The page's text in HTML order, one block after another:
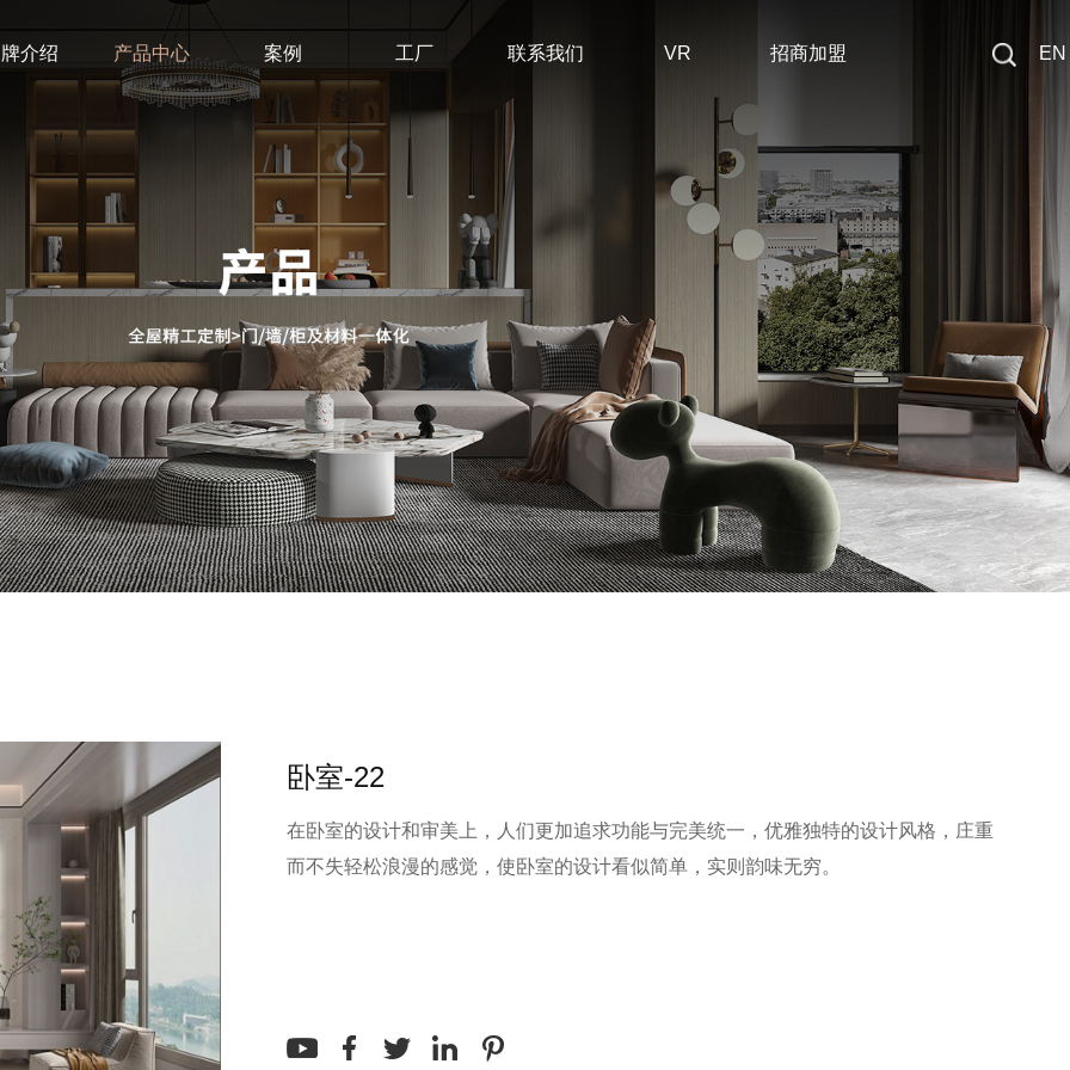
介绍 产品中心 案例 工厂 联系我们 VR 招商加盟 EN
卧室-22
在卧室的设计和审美上，人们更加追求功能与完美统一，优雅独特的设计风格，庄重
而不失轻松浪漫的感觉，使卧室的设计看似简单，实则韵味无穷。